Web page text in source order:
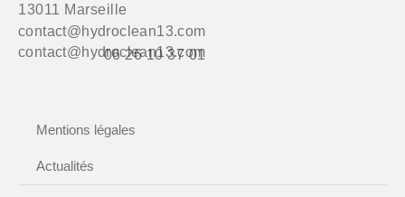
13011 Marseille
contact@hydroclean13.com
contact@hydroclean13.com
06 26 10 37 01
Mentions légales
Actualités